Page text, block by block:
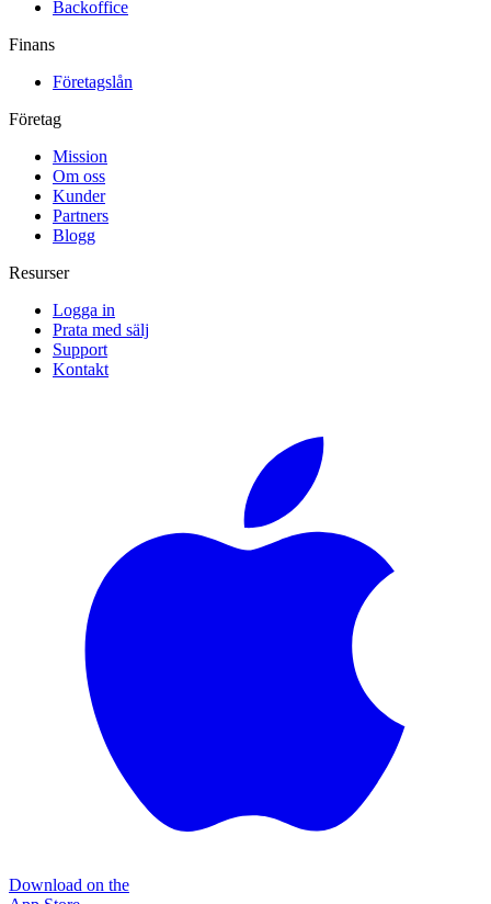
Backoffice
Finans
Företagslån
Företag
Mission
Om oss
Kunder
Partners
Blogg
Resurser
Logga in
Prata med sälj
Support
Kontakt
Download on the